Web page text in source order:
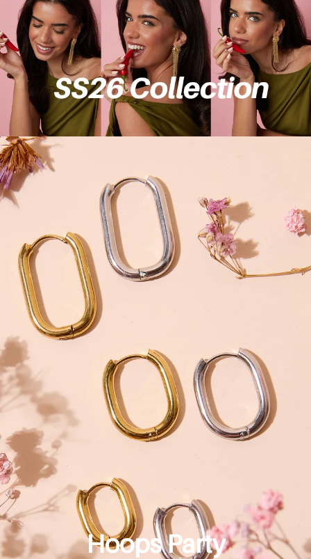
Hoops Party